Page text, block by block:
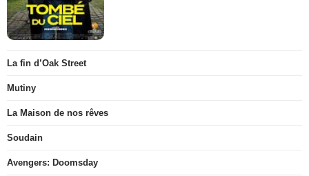
La fin d’Oak Street
Mutiny
La Maison de nos rêves
Soudain
Avengers: Doomsday